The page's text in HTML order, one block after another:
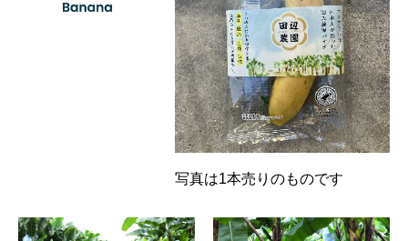
写真は1本売りのものです